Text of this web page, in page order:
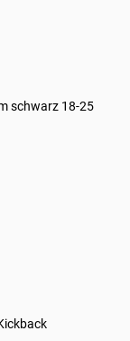
schwarz 18-25